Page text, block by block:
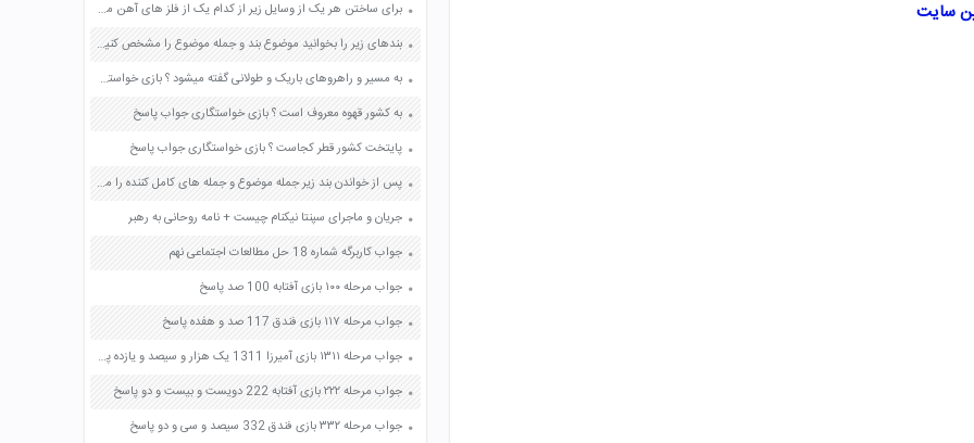
سایت
برای ساختن هر یک از وسایل زیر از کدام یک از فلز های آهن مس آلومینیم و طلا استفاده می کنند به چه دلیل صفحه 28 علوم ششم
بندهای زیر را بخوانید موضوع بند و جمله موضوع را مشخص کنید صفحه 71 و 72 نگارش هفتم
به مسیر و راهروهای باریک و طولانی گفته میشود ؟ بازی خواستگاری جواب پاسخ
به کشور قهوه معروف است ؟ بازی خواستگاری جواب پاسخ
پایتخت کشور قطر کجاست ؟ بازی خواستگاری جواب پاسخ
پس از خواندن بند زیر جمله موضوع و جمله های کامل کننده را مشخص کنید صفحه 62 نگارش هفتم
جریان و ماجرای سپنتا نیکنام چیست + نامه روحانی به رهبر
جواب کاربرگه شماره 18 حل مطالعات اجتماعی نهم
جواب مرحله ۱۰۰ بازی آفتابه 100 صد پاسخ
جواب مرحله ۱۱۷ بازی فندق 117 صد و هفده پاسخ
جواب مرحله ۱۳۱۱ بازی آمیرزا 1311 یک هزار و سیصد و یازده پاسخ
جواب مرحله ۲۲۲ بازی آفتابه 222 دویست و بیست و دو پاسخ
جواب مرحله ۳۳۲ بازی فندق 332 سیصد و سی و دو پاسخ